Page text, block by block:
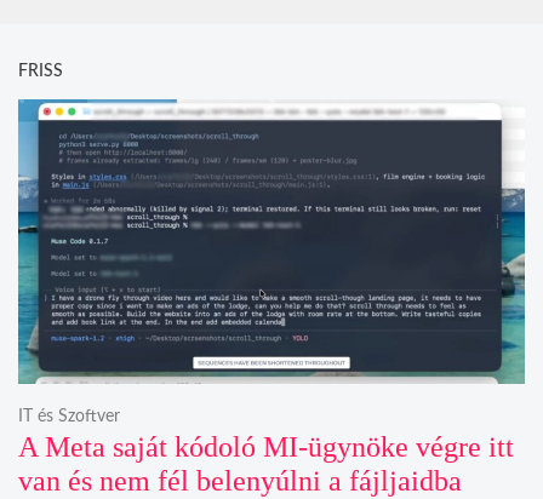
FRISS
A Meta saját kódoló MI-ügynöke végre itt
van és nem fél belenyúlni a fájljaidba
IT és Szoftver